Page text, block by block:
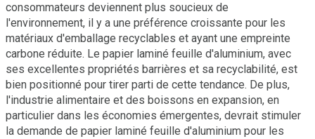
consommateurs deviennent plus soucieux de
l'environnement, il y a une préférence croissante pour les
matériaux d'emballage recyclables et ayant une empreinte
carbone réduite. Le papier laminé feuille d'aluminium, avec
ses excellentes propriétés barrières et sa recyclabilité, est
bien positionné pour tirer parti de cette tendance. De plus,
l'industrie alimentaire et des boissons en expansion, en
particulier dans les économies émergentes, devrait stimuler
la demande de papier laminé feuille d'aluminium pour les